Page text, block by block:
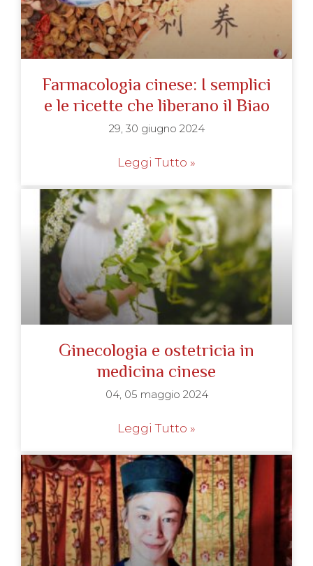
Farmacologia cinese: I semplici
e le ricette che liberano il Biao
29, 30 giugno 2024
Leggi Tutto »
Ginecologia e ostetricia in
medicina cinese
04, 05 maggio 2024
Leggi Tutto »